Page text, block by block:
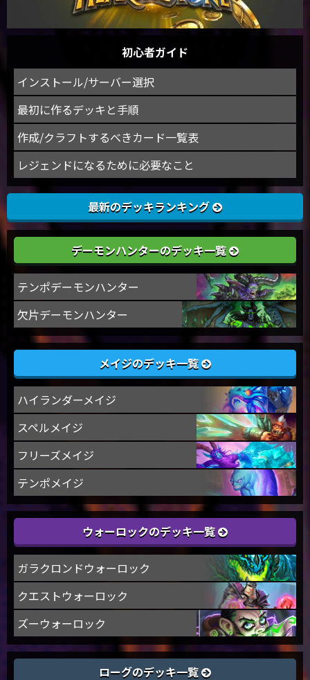
初心者ガイド
インストール/サーバー選択
最初に作るデッキと手順
作成/クラフトするべきカード一覧表
レジェンドになるために必要なこと
最新のデッキランキング
デーモンハンターのデッキ一覧
テンポデーモンハンター
欠片デーモンハンター
メイジのデッキ一覧
ハイランダーメイジ
スペルメイジ
フリーズメイジ
テンポメイジ
ウォーロックのデッキ一覧
ガラクロンドウォーロック
クエストウォーロック
ズーウォーロック
ローグのデッキ一覧